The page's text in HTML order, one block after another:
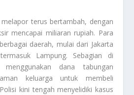
terus bertambah, dengan
mencapai miliaran rupiah. Para
daerah, mulai dari Jakarta
Lampung. Sebagian di
dana tabungan
keluarga untuk membeli
kini tengah menyelidiki kasus